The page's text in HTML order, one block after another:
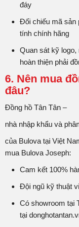
đáy
Đối chiếu mã sản
tính chính hãng
Quan sát kỹ
hoàn thiện phải
6. Nên mua
đâu?
Đồng hồ Tân Tân –
nhà nhập khẩu và
của Bulova tại Việt
mua Bulova Joseph:
Cam kết 100%
Đội ngũ kỹ thuật
Có showroom tại
tại